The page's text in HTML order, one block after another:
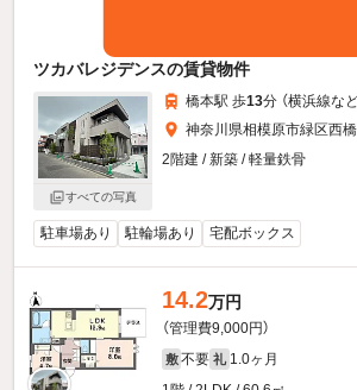
ツカバレジデンスの賃貸物件
すべての写真
橋本駅 歩13分 （横浜線な
神奈川県相模原市緑区西
2階建 / 新築 / 軽量鉄骨
駐車場あり 駐輪場あり 宅配ボックス
14.2万円
（管理費9,000円）
敷 不要 礼 1.0ヶ月